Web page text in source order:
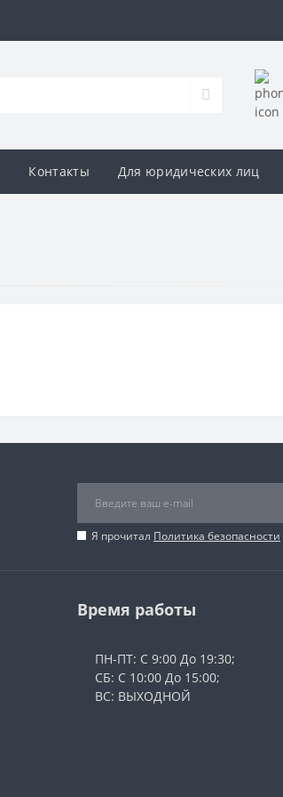
Контакты Для юридических лиц
Я прочитал Политика безопасности
Время работы
ПН-ПТ: С 9:00 До 19:30;
СБ: С 10:00 До 15:00;
ВС: ВЫХОДНОЙ